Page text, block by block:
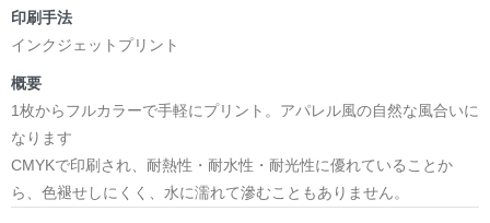
小説 [弛まぬ言霊] 挿画&グッズカタログ
<デザイン画集:Comics Style Version.>
＜著者:挿画作成＞ 凛々風 猛 -リリカゼタケル
日本語版: https://amzn.asia/d/fxD6D5U
小説 [弛まぬ言霊] <挿画:スケッチ&塗り絵ver.>
-挿画デザイン画集&グッズカタログ-
＜著者/小説:作詞:挿画作成＞
印刷手法
インクジェットプリント
概要
1枚からフルカラーで手軽にプリント。アパレル風の自然な風合いに
なります
CMYKで印刷され、耐熱性・耐水性・耐光性に優れていることか
ら、色褪せしにくく、水に濡れて滲むこともありません。